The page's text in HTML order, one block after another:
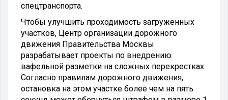
спецтранспорта.
Чтобы улучшить проходимость загруженных
участков, Центр организации дорожного
движения Правительства Москвы
разрабатывает проекты по внедрению
вафельной разметки на сложных перекрестках.
Согласно правилам дорожного движения,
остановка на этом участке более чем на пять